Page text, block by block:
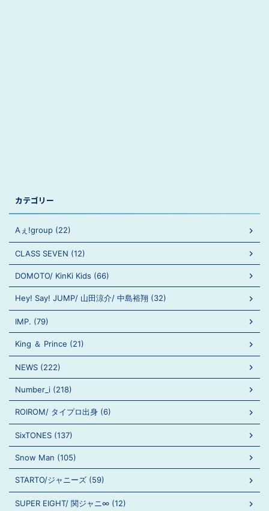
カテゴリー
Aぇ!group (22)
CLASS SEVEN (12)
DOMOTO/ KinKi Kids (66)
Hey! Say! JUMP/ 山田涼介/ 中島裕翔 (32)
IMP. (79)
King ＆ Prince (21)
NEWS (222)
Number_i (218)
ROIROM/ タイプロ出身 (6)
SixTONES (137)
Snow Man (105)
STARTO/ジャニーズ (59)
SUPER EIGHT/ 関ジャニ∞ (12)